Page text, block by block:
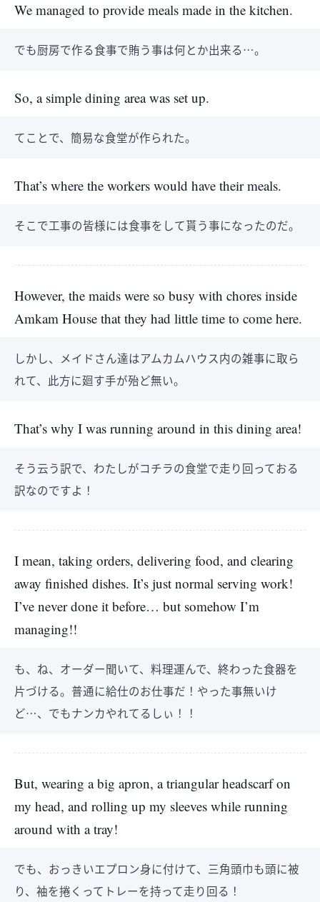
We managed to provide meals made in the kitchen.
でも厨房で作る食事で賄う事は何とか出来る…。
So, a simple dining area was set up.
てことで、簡易な食堂が作られた。
That’s where the workers would have their meals.
そこで工事の皆様には食事をして貰う事になったのだ。
However, the maids were so busy with chores inside
Amkam House that they had little time to come here.
しかし、メイドさん達はアムカムハウス内の雑事に取ら
れて、此方に廻す手が殆ど無い。
That’s why I was running around in this dining area!
そう云う訳で、わたしがコチラの食堂で走り回っておる
訳なのですよ！
I mean, taking orders, delivering food, and clearing
away finished dishes. It’s just normal serving work!
I’ve never done it before… but somehow I’m
managing!!
も、ね、オーダー聞いて、料理運んで、終わった食器を
片づける。普通に給仕のお仕事だ！やった事無いけ
ど…、でもナンカやれてるしぃ！！
But, wearing a big apron, a triangular headscarf on
my head, and rolling up my sleeves while running
around with a tray!
でも、おっきいエプロン身に付けて、三角頭巾も頭に被
り、袖を捲くってトレーを持って走り回る！